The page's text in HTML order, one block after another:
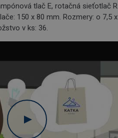
tlač E, rotačná sieťotlač R.
150 x 80 mm. Rozmery: o 7,5 x
v ks: 36.